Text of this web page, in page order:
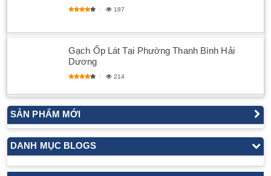
187
Gạch Ốp Lát Tại Phường Thanh Bình Hải
Dương
214
SẢN PHẨM MỚI
DANH MỤC BLOGS